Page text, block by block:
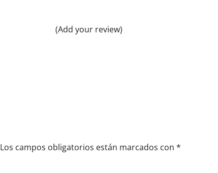
(Add your review)
Los campos obligatorios están marcados con *